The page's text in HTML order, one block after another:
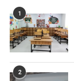
1
2